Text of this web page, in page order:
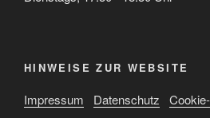
HINWEISE ZUR WEBSITE
Impressum Datenschutz